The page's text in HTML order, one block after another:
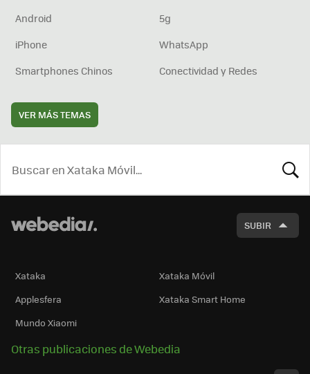
Android
5g
iPhone
WhatsApp
Smartphones Chinos
Conectividad y Redes
VER MÁS TEMAS
SUBIR
Xataka
Xataka Móvil
Applesfera
Xataka Smart Home
Mundo Xiaomi
Otras publicaciones de Webedia